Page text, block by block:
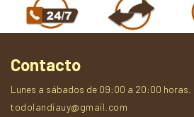
Contacto
Lunes a sábados de 09:00 a 20:00 horas.
todolandiauy@gmail.com